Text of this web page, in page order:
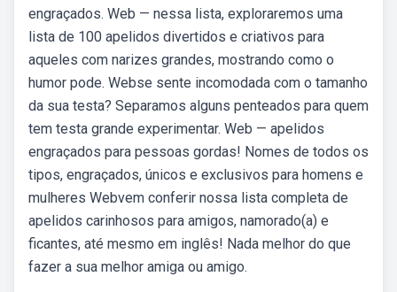
engraçados. Web — nessa lista, exploraremos uma
lista de 100 apelidos divertidos e criativos para
aqueles com narizes grandes, mostrando como o
humor pode. Webse sente incomodada com o tamanho
da sua testa? Separamos alguns penteados para quem
tem testa grande experimentar. Web — apelidos
engraçados para pessoas gordas! Nomes de todos os
tipos, engraçados, únicos e exclusivos para homens e
mulheres Webvem conferir nossa lista completa de
apelidos carinhosos para amigos, namorado(a) e
ficantes, até mesmo em inglês! Nada melhor do que
fazer a sua melhor amiga ou amigo.